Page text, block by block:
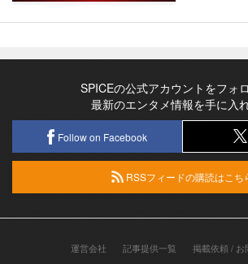
SPICEの公式アカウントをフォ
最新のエンタメ情報を手に入
Follow on Facebook
RSSフィードの購読はこち
運営会社 記事提供一覧 掲載依頼 / お